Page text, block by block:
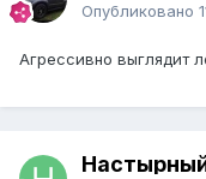
Опубликовано
Агрессивно выглядит